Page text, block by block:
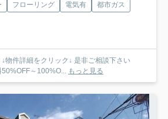
フローリング 電気有
都市ガス
物件詳細をクリック↓ 是非ご相談下さい
～100%O... もっと見る